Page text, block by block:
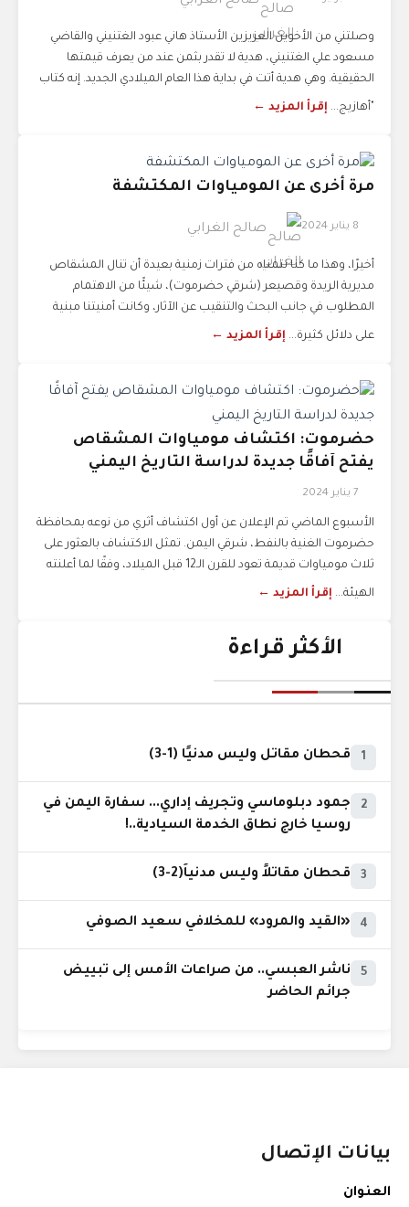
وصلتني من الأخوين العزيزين الأستاذ هاني عبود الغتنيني والقاضي
مسعود علي الغتنيني، هدية لا تقدر بثمن عند من يعرف قيمتها
الحقيقية. وهي هدية أتت في بداية هذا العام الميلادي الجديد. إنه كتاب
"أهازيج... إقرأ المزيد ←
مرة أخرى عن المومياوات المكتشفة
8 يناير 2024 صالح الغرابي
أخيرًا، وهذا ما كنا نتمناه من فترات زمنية بعيدة أن تنال المشقاص
مديرية الريدة وقصيعر (شرقي حضرموت)، شيئًا من الاهتمام
المطلوب في جانب البحث والتنقيب عن الآثار، وكانت أمنيتنا مبنية
على دلائل كثيرة... إقرأ المزيد ←
حضرموت: اكتشاف مومياوات المشقاص
يفتح آفاقًا جديدة لدراسة التاريخ اليمني
7 يناير 2024
الأسبوع الماضي تم الإعلان عن أول اكتشاف أثري من نوعه بمحافظة
حضرموت الغنية بالنفط، شرقي اليمن. تمثل الاكتشاف بالعثور على
ثلاث مومياوات قديمة تعود للقرن الـ12 قبل الميلاد، وفقًا لما أعلنته
الهيئة... إقرأ المزيد ←
الأكثر قراءة
1 قحطان مقاتل وليس مدنيًا (1-3)
2
جمود دبلوماسي وتجريف إداري... سفارة اليمن في
روسيا خارج نطاق الخدمة السيادية..!
3 قحطان مقاتلاً وليس مدنياً(2-3)
4 «القيد والمرود» للمخلافي سعيد الصوفي
5
ناشر العبسي.. من صراعات الأمس إلى تبييض
جرائم الحاضر
بيانات الإتصال
العنوان